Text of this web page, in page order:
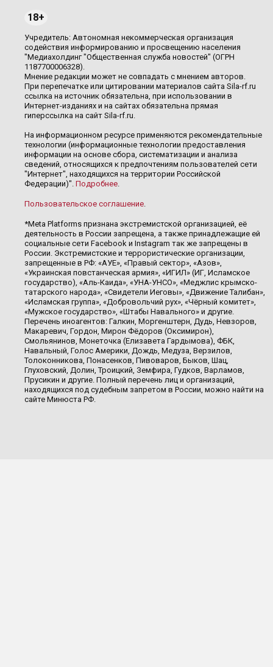
18+
Учредитель: Автономная некоммерческая организация
содействия информированию и просвещению населения
"Медиахолдинг "Общественная служба новостей" (ОГРН
1187700006328).
Мнение редакции может не совпадать с мнением авторов.
При перепечатке или цитировании материалов сайта Sila-rf.ru
ссылка на источник обязательна, при использовании в
Интернет-изданиях и на сайтах обязательна прямая
гиперссылка на сайт Sila-rf.ru.
На информационном ресурсе применяются рекомендательные
технологии (информационные технологии предоставления
информации на основе сбора, систематизации и анализа
сведений, относящихся к предпочтениям пользователей сети
"Интернет", находящихся на территории Российской
Федерации)". Подробнее.
Пользовательское соглашение.
*Meta Platforms признана экстремистской организацией, её
деятельность в России запрещена, а также принадлежащие ей
социальные сети Facebook и Instagram так же запрещены в
России. Экстремистские и террористические организации,
запрещенные в РФ: «АУЕ», «Правый сектор», «Азов»,
«Украинская повстанческая армия», «ИГИЛ» (ИГ, Исламское
государство), «Аль-Каида», «УНА-УНСО», «Меджлис крымско-
татарского народа», «Свидетели Иеговы», «Движение Талибан»,
«Исламская группа», «Добровольчий рух», «Чёрный комитет»,
«Мужское государство», «Штабы Навального» и другие.
Перечень иноагентов: Галкин, Моргенштерн, Дудь, Невзоров,
Макаревич, Гордон, Мирон Фёдоров (Оксимирон),
Смольянинов, Монеточка (Елизавета Гардымова), ФБК,
Навальный, Голос Америки, Дождь, Медуза, Верзилов,
Толоконникова, Понасенков, Пивоваров, Быков, Шац,
Глуховский, Долин, Троицкий, Земфира, Гудков, Варламов,
Прусикин и другие. Полный перечень лиц и организаций,
находящихся под судебным запретом в России, можно найти на
сайте Минюста РФ.